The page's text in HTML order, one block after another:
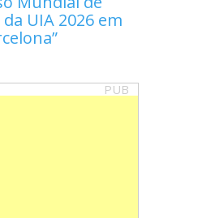
UIA 2026 em
PUB